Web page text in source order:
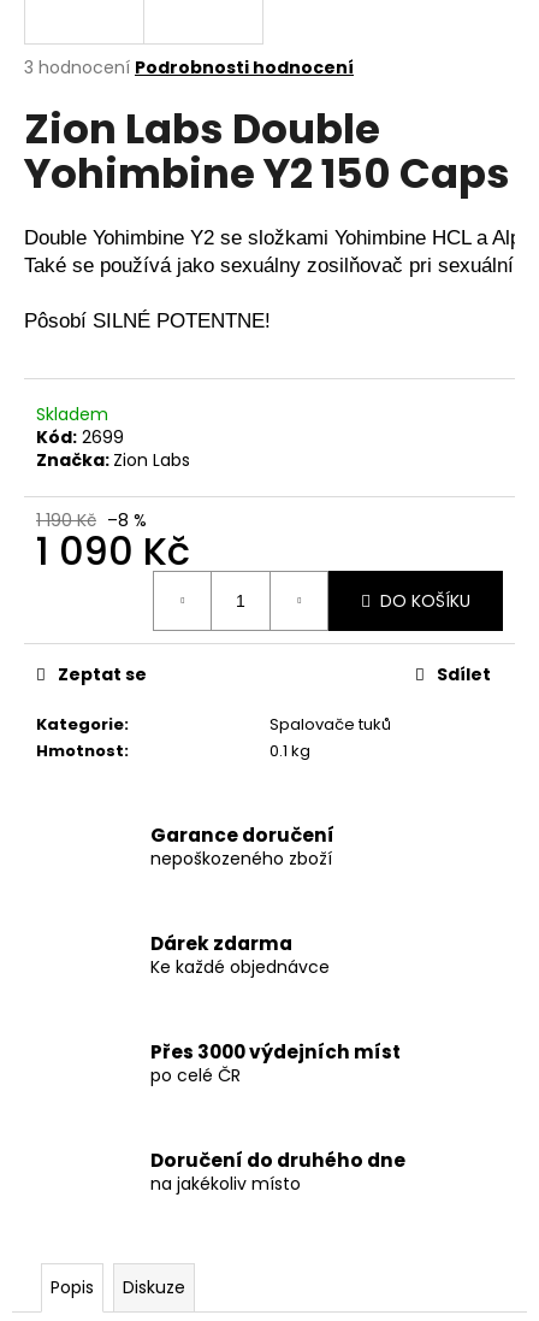
Průměrné
produktu
je
4,3
z
hvězdiček.
3 hodnocení Podrobnosti hodnocení
Zion Labs Double
Yohimbine Y2 150 Caps
Double Yohimbine Y2 se složkami Yohimbine HCL a
Také se používá jako sexuálny zosilňovač pri sexuální
Pôsobí SILNÉ POTENTNE!
Skladem
Kód: 2699
Značka: Zion Labs
1 190 Kč –8 %
1 090 Kč
DO KOŠÍKU
Kategorie:
Spalovače tuků
Hmotnost: 0.1 kg
Zeptat se Sdílet
Garance doručení
nepoškozeného zboží
Dárek zdarma
Ke každé objednávce
Přes 3000 výdejních míst
po celé ČR
Doručení do druhého dne
na jakékoliv místo
Popis Diskuze
j
t
?
HLEDAT
D
o
p
o
r
u
č
m
e
INNOVATIVE